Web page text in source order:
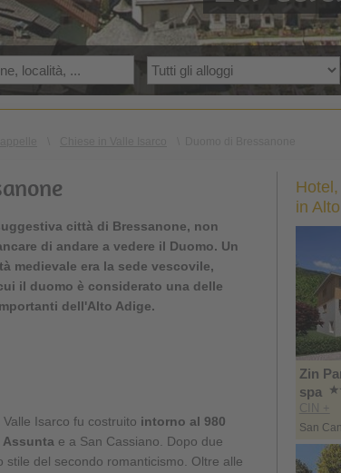
città di Bressanone, non
di andare a vedere il Duomo. Un
medievale era la sede vescovile,
il duomo è considerato una delle
dell'Alto Adige.
Isarco fu costruito intorno al 980
Assunta e a San Cassiano. Dopo due
del secondo romanticismo. Oltre alle
in
Zin
spa
CIN +
San